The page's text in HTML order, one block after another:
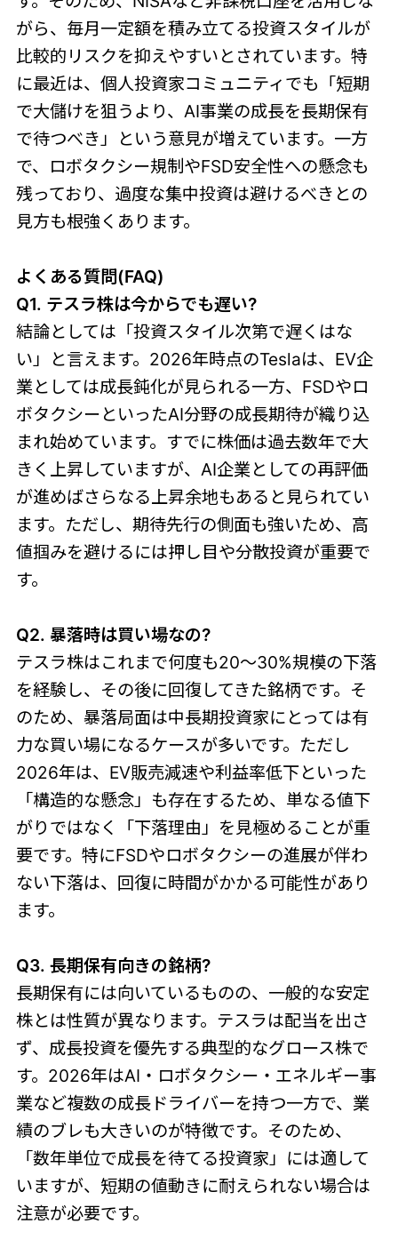
がら、毎月一定額を積み立てる投資スタイルが
比較的リスクを抑えやすいとされています。特
に最近は、個人投資家コミュニティでも「短期
で大儲けを狙うより、AI事業の成長を長期保有
で待つべき」という意見が増えています。一方
で、ロボタクシー規制やFSD安全性への懸念も
残っており、過度な集中投資は避けるべきとの
見方も根強くあります。
よくある質問(FAQ)
Q1. テスラ株は今からでも遅い?
結論としては「投資スタイル次第で遅くはな
い」と言えます。2026年時点のTeslaは、EV企
業としては成長鈍化が見られる一方、FSDやロ
ボタクシーといったAI分野の成長期待が織り込
まれ始めています。すでに株価は過去数年で大
きく上昇していますが、AI企業としての再評価
が進めばさらなる上昇余地もあると見られてい
ます。ただし、期待先行の側面も強いため、高
値掴みを避けるには押し目や分散投資が重要で
す。
Q2. 暴落時は買い場なの?
テスラ株はこれまで何度も20〜30%規模の下落
を経験し、その後に回復してきた銘柄です。そ
のため、暴落局面は中長期投資家にとっては有
力な買い場になるケースが多いです。ただし
2026年は、EV販売減速や利益率低下といった
「構造的な懸念」も存在するため、単なる値下
がりではなく「下落理由」を見極めることが重
要です。特にFSDやロボタクシーの進展が伴わ
ない下落は、回復に時間がかかる可能性があり
ます。
Q3. 長期保有向きの銘柄?
長期保有には向いているものの、一般的な安定
株とは性質が異なります。テスラは配当を出さ
ず、成長投資を優先する典型的なグロース株で
す。2026年はAI・ロボタクシー・エネルギー事
業など複数の成長ドライバーを持つ一方で、業
績のブレも大きいのが特徴です。そのため、
「数年単位で成長を待てる投資家」には適して
いますが、短期の値動きに耐えられない場合は
注意が必要です。